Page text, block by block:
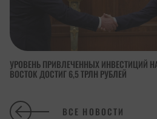
УРОВЕНЬ ПРИВЛЕЧЕННЫХ ИНВЕСТИЦИЙ
ВОСТОК ДОСТИГ 6,5 ТРЛН РУБЛЕЙ
ВСЕ НОВОСТИ